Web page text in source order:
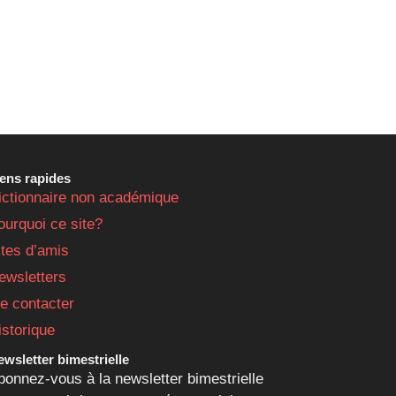
rapides
non académique
ce site?
d’amis
contacter
bimestrielle
vous à la newsletter bimestrielle